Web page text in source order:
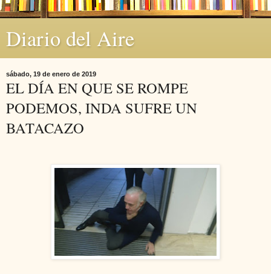
Diario del Aire
sábado, 19 de enero de 2019
EL DÍA EN QUE SE ROMPE
PODEMOS, INDA SUFRE UN
BATACAZO